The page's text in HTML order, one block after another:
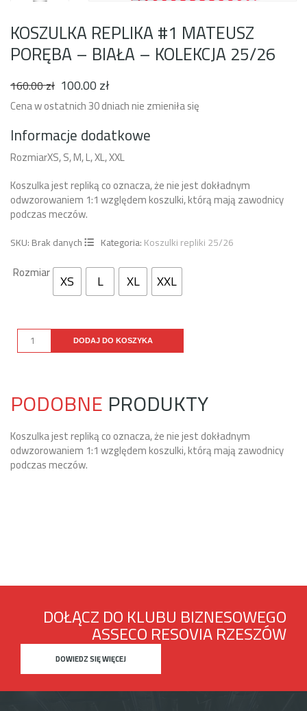
KOSZULKA REPLIKA #1 MATEUSZ
PORĘBA – BIAŁA – KOLEKCJA 25/26
160.00zł Pierwotna
cena
wynosiła:
160.00 zł.
100.00złAktualna
cena
wynosi:
100.00 zł.
Cena w ostatnich 30 dniach nie zmieniła się
Informacje dodatkowe
RozmiarXS, S, M, L, XL, XXL
Koszulka jest repliką co oznacza, że nie jest dokładnym
odwzorowaniem 1:1 względem koszulki, którą mają zawodnicy
podczas meczów.
SKU:Brak danych Kategoria:Koszulki repliki 25/26
Rozmiar XS L XL XXL
DODAJ DO KOSZYKA
PODOBNEPRODUKTY
Koszulka jest repliką co oznacza, że nie jest dokładnym
odwzorowaniem 1:1 względem koszulki, którą mają zawodnicy
podczas meczów.
DOŁĄCZ DO KLUBU BIZNESOWEGO
ASSECO RESOVIA RZESZÓW
DOWIEDZ SIĘ WIĘCEJ